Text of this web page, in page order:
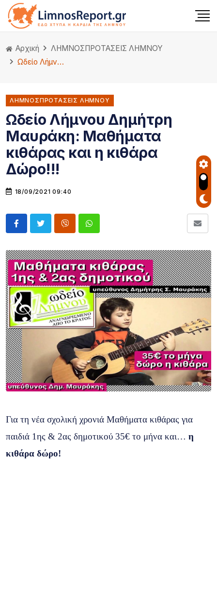
Αρχική ΛΗΜΝΟΣΠΡΟΤΑΣΕΙΣ ΛΗΜΝΟΥ
Ωδείο Λήμνου Δημήτρη Μαυράκη: Μαθήματα κιθάρας και η κιθάρα Δώρο!!!
ΛΗΜΝΟΣΠΡΟΤΑΣΕΙΣ ΛΗΜΝΟΥ
Ωδείο Λήμνου Δημήτρη
Μαυράκη: Μαθήματα
κιθάρας και η κιθάρα
Δώρο!!!
18/09/2021 09:40
Για τη νέα σχολική χρονιά Μαθήματα κιθάρας για
παιδιά 1ης & 2ας δημοτικού 35€ το μήνα και… η
κιθάρα δώρο!